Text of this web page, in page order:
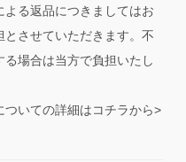
よる返品につきましてはお
とさせていただきます。不
る場合は当方で負担いたし
ついての詳細はコチラから>